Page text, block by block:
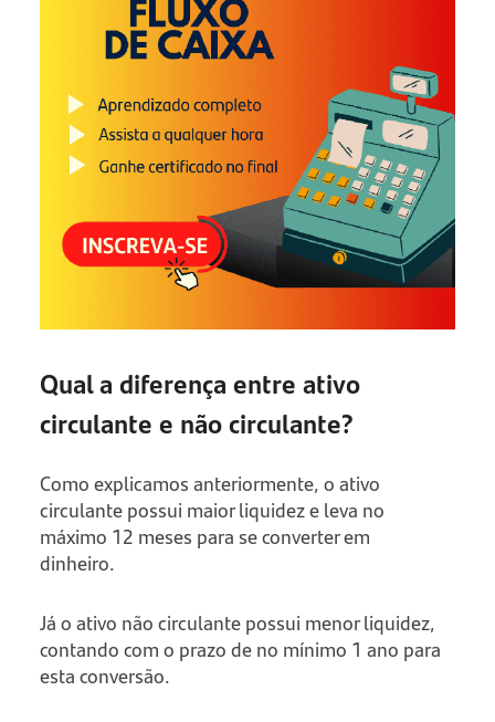
Qual a diferença entre ativo
circulante e não circulante?
Como explicamos anteriormente, o ativo
circulante possui maior liquidez e leva no
máximo 12 meses para se converter em
dinheiro.
Já o ativo não circulante possui menor liquidez,
contando com o prazo de no mínimo 1 ano para
esta conversão.